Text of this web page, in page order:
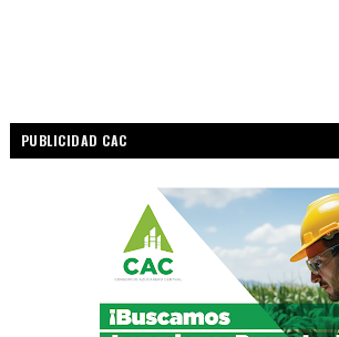
PUBLICIDAD CAC